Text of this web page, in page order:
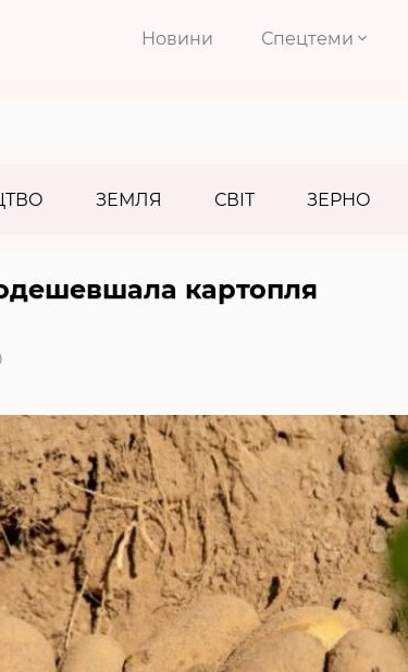
Новини Спецтеми
ЗЕМЛЯ СВІТ ЗЕРНО
картопля